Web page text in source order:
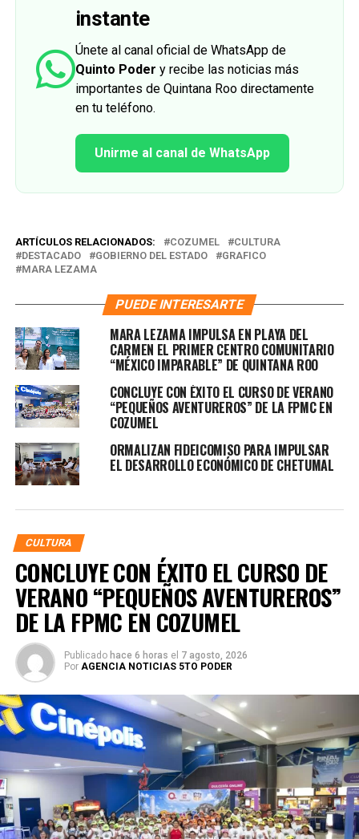
instante
Únete al canal oficial de WhatsApp de
Quinto Poder y recibe las noticias más
importantes de Quintana Roo directamente
en tu teléfono.
Unirme al canal de WhatsApp
ARTÍCULOS RELACIONADOS: COZUMEL
CULTURA
DESTACADO
GOBIERNO DEL ESTADO
GRAFICO
MARA LEZAMA
PUEDE INTERESARTE
MARA LEZAMA IMPULSA EN PLAYA DEL
CARMEN EL PRIMER CENTRO COMUNITARIO
“MÉXICO IMPARABLE” DE QUINTANA ROO
CONCLUYE CON ÉXITO EL CURSO DE VERANO
“PEQUEÑOS AVENTUREROS” DE LA FPMC EN
COZUMEL
ORMALIZAN FIDEICOMISO PARA IMPULSAR
EL DESARROLLO ECONÓMICO DE CHETUMAL
CULTURA
CONCLUYE CON ÉXITO EL CURSO DE
VERANO “PEQUEÑOS AVENTUREROS”
DE LA FPMC EN COZUMEL
Publicado hace 6 horas el 7 agosto, 2026
Por AGENCIA NOTICIAS 5TO PODER